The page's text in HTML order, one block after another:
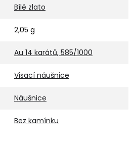
Bílé zlato
2,05 g
Au 14 karátů, 585/1000
Visací náušnice
Náušnice
Bez kamínku